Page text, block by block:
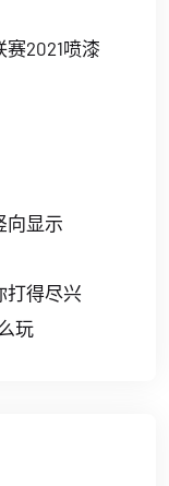
2021喷漆
向显示
打得尽兴
玩